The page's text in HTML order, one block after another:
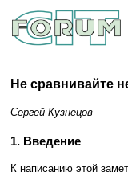
Не сравнивайте
Сергей Кузнецов
1. Введение
К написанию этой